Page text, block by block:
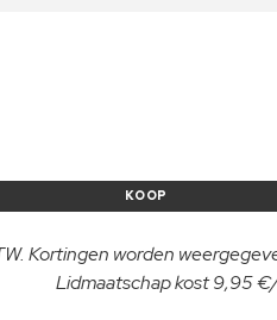
KOOP
Kortingen worden
Lidmaatschap kost 9,95